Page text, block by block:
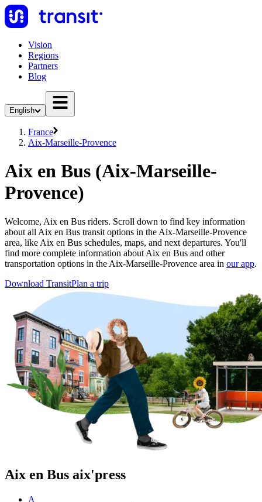
Vision
Regions
Partners
Blog
English
France
Aix-Marseille-Provence
Aix en Bus (Aix-Marseille-
Provence)
Welcome, Aix en Bus riders. Scroll down to find key information
about all Aix en Bus transit options in the Aix-Marseille-Provence
area, like Aix en Bus schedules, maps, and next departures. You'll
find more complete information about Aix en Bus and other
transportation options in the Aix-Marseille-Provence area in our app.
Download TransitPlan a trip
Aix en Bus aix'press
A